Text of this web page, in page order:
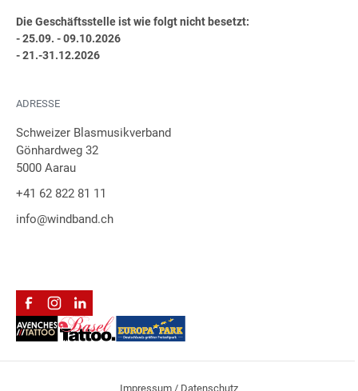
Die Geschäftsstelle ist wie folgt nicht besetzt:
- 25.09. - 09.10.2026
- 21.-31.12.2026
ADRESSE
Schweizer Blasmusikverband
Gönhardweg 32
5000 Aarau
+41 62 822 81 11
info@windband.ch
Impressum / Datenschutz